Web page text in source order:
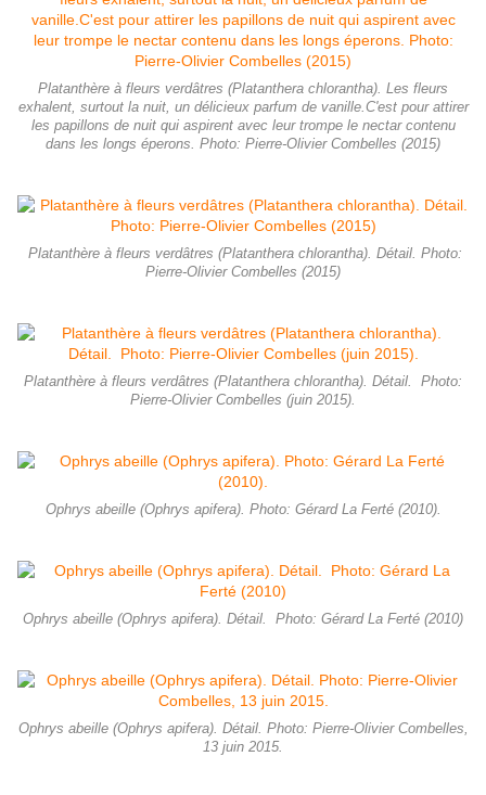
Platanthère à fleurs verdâtres (Platanthera chlorantha). Les fleurs
exhalent, surtout la nuit, un délicieux parfum de vanille.C'est pour attirer
les papillons de nuit qui aspirent avec leur trompe le nectar contenu
dans les longs éperons. Photo: Pierre-Olivier Combelles (2015)
Platanthère à fleurs verdâtres (Platanthera chlorantha). Détail. Photo:
Pierre-Olivier Combelles (2015)
Platanthère à fleurs verdâtres (Platanthera chlorantha). Détail. Photo:
Pierre-Olivier Combelles (juin 2015).
Ophrys abeille (Ophrys apifera). Photo: Gérard La Ferté (2010).
Ophrys abeille (Ophrys apifera). Détail. Photo: Gérard La Ferté (2010)
Ophrys abeille (Ophrys apifera). Détail. Photo: Pierre-Olivier Combelles,
13 juin 2015.